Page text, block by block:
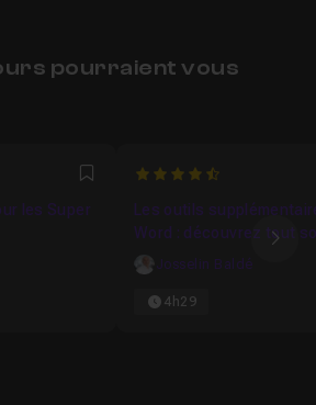
pourraient vous
Favori
les Super
4.8571428571429
Les outils
Word : découvrez tout
potentiel !
Josselin Baldé
4h29